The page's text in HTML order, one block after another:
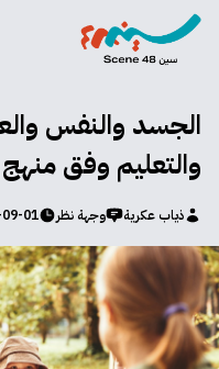
الجسد والنفس
والتعليم وفق
ذياب عكرية وجهة نظر 01